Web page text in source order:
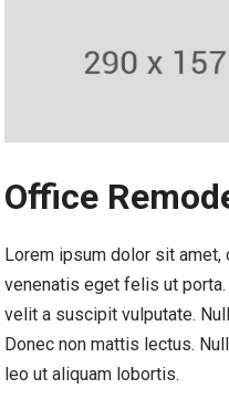
Office
Lorem ipsum dolor sit
venenatis eget felis ut
velit a suscipit vulputate.
Donec non mattis lectus.
leo ut aliquam lobortis.